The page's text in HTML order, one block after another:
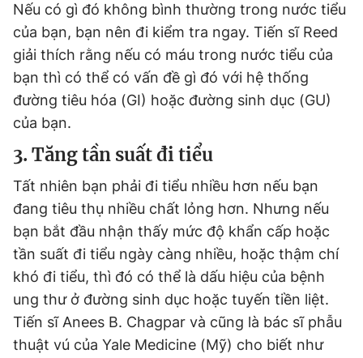
Phó tổng biên tập: Trần Việt Hưng
Tổng thư ký tòa soạn: Đức Trung
Giấy phép xuất bản số 110/GP - BTTTT cấp ngày 24.3.2020
© 2003-2026 Bản quyền thuộc về Báo Thanh Niên. Cấm sao
chép dưới mọi hình thức nếu không có sự chấp thuận bằng văn
bản. Phát triển bởi ePi Technologies, JSC.
Nếu có gì đó không bình thường trong nước tiểu
của bạn, bạn nên đi kiểm tra ngay. Tiến sĩ Reed
giải thích rằng nếu có máu trong nước tiểu của
bạn thì có thể có vấn đề gì đó với hệ thống
đường tiêu hóa (GI) hoặc đường sinh dục (GU)
của bạn.
3. Tăng tần suất đi tiểu
Tất nhiên bạn phải đi tiểu nhiều hơn nếu bạn
đang tiêu thụ nhiều chất lỏng hơn. Nhưng nếu
bạn bắt đầu nhận thấy mức độ khẩn cấp hoặc
tần suất đi tiểu ngày càng nhiều, hoặc thậm chí
khó đi tiểu, thì đó có thể là dấu hiệu của bệnh
ung thư ở đường sinh dục hoặc tuyến tiền liệt.
Tiến sĩ Anees B. Chagpar và cũng là bác sĩ phẫu
thuật vú của Yale Medicine (Mỹ) cho biết như